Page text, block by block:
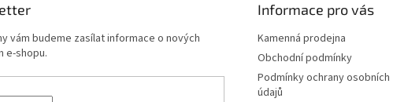
vám budeme zasílat informace o nových
e-shopu.
Informace pro vás
Kamenná prodejna
Obchodní podmínky
Podmínky ochrany osobních
údajů